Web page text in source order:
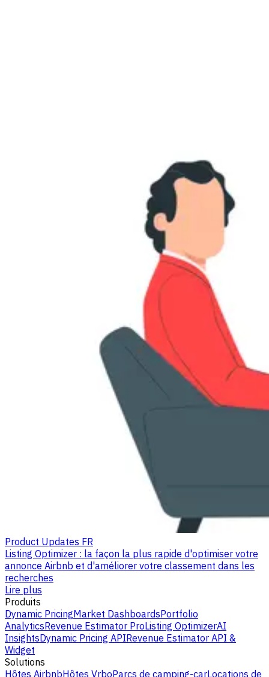
Product Updates FR
Listing Optimizer : la façon la plus rapide d'optimiser votre
annonce Airbnb et d'améliorer votre classement dans les
recherches
Lire plus
Produits
Dynamic PricingMarket DashboardsPortfolio
AnalyticsRevenue Estimator ProListing OptimizerAI
InsightsDynamic Pricing APIRevenue Estimator API &
Widget
Solutions
Hôtes AirbnbHôtes VrboParcs de camping-carLocations de